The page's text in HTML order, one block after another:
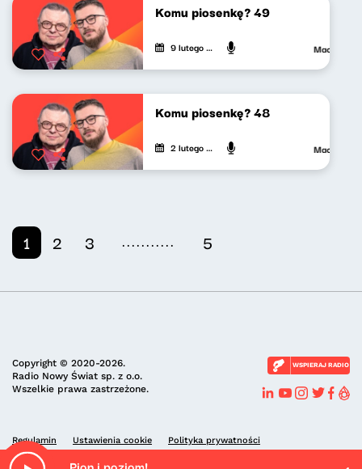
Komu piosenkę? 49
9 lutego 2024 Maciej
Komu piosenkę? 48
2 lutego 2024 Maciej
1 2 3 ........... 5
Copyright © 2020-2026.
Radio Nowy Świat sp. z o.o.
Wszelkie prawa zastrzeżone.
WSPIERAJ RADIO
Regulamin Ustawienia cookie Polityka prywatności